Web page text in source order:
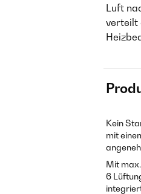
Luft
verteilt
Kein
mit
Mit
6